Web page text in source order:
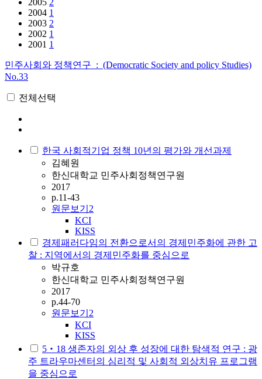
2005 2
2004 1
2003 2
2002 1
2001 1
민주사회와 정책연구 : (Democratic Society and policy Studies)
No.33
전체선택
한국 사회적기업 정책 10년의 평가와 개선과제
김혜원
한신대학교 민주사회정책연구원
2017
p.11-43
원문보기 2
KCI
KISS
경제패러다임의 전환으로서의 경제민주화에 관한 고
찰 : 지역에서의 경제민주화를 중심으로
박규호
한신대학교 민주사회정책연구원
2017
p.44-70
원문보기 2
KCI
KISS
5‧18 생존자의 외상 후 성장에 대한 탐색적 연구 : 광
주 트라우마센터의 심리적 및 사회적 외상치유 프로그램
을 중심으로